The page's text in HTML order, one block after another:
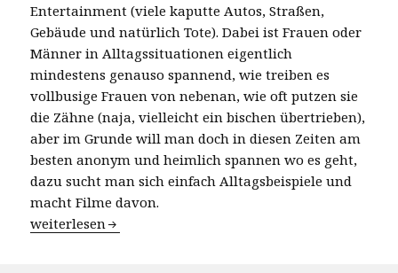
Entertainment (viele kaputte Autos, Straßen,
Gebäude und natürlich Tote). Dabei ist Frauen oder
Männer in Alltagssituationen eigentlich
mindestens genauso spannend, wie treiben es
vollbusige Frauen von nebenan, wie oft putzen sie
die Zähne (naja, vielleicht ein bischen übertrieben),
aber im Grunde will man doch in diesen Zeiten am
besten anonym und heimlich spannen wo es geht,
dazu sucht man sich einfach Alltagsbeispiele und
macht Filme davon.
Wenn Voyeure vollbusige Frauen lieben
weiterlesen